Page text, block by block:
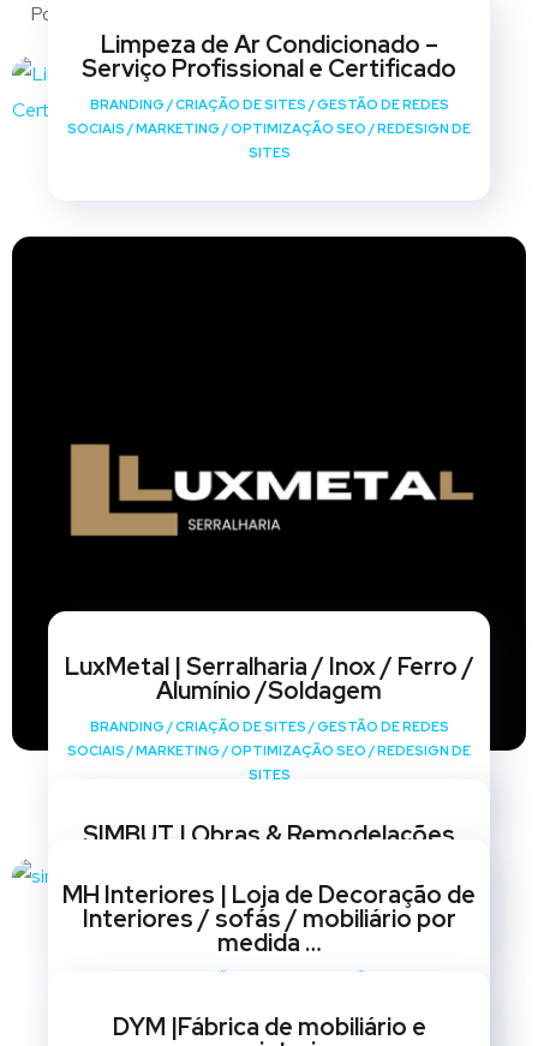
Portfólio
Limpeza de Ar Condicionado –
Serviço Profissional e Certificado
BRANDING /CRIAÇÃO DE SITES /GESTÃO DE REDES
SOCIAIS /MARKETING /OPTIMIZAÇÃO SEO /REDESIGN DE
SITES
LuxMetal | Serralharia / Inox / Ferro /
Alumínio /Soldagem
BRANDING /CRIAÇÃO DE SITES /GESTÃO DE REDES
SOCIAIS /MARKETING /OPTIMIZAÇÃO SEO /REDESIGN DE
SITES
SIMBUT | Obras & Remodelações
SOCIAIS /MARKETING OPTIMIZAÇÃO SEO/ REDESIGN DE
SITES
MH Interiores | Loja de Decoração de
Interiores / sofás / mobiliário por
medida …
SITES
DYM |Fábrica de mobiliário e